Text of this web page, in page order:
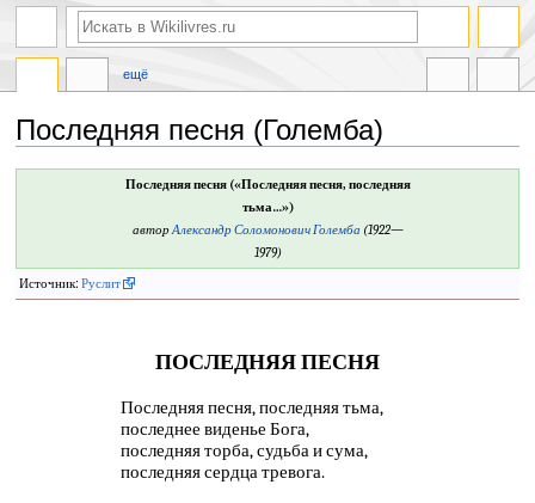
Последняя песня (Големба)
Последняя песня («Последняя песня, последняя
тьма…»)
авторАлександр Соломонович Големба (1922—
1979)
Источник: Руслит
ПОСЛЕДНЯЯ ПЕСНЯ
Последняя песня, последняя тьма,
последнее виденье Бога,
последняя торба, судьба и сума,
последняя сердца тревога.
ещё